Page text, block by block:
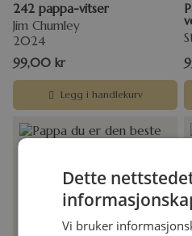
242 pappa-vitser
Jim Chumley
2024
99,00 kr
Legg i handlekurv
Dette
Vi bruker